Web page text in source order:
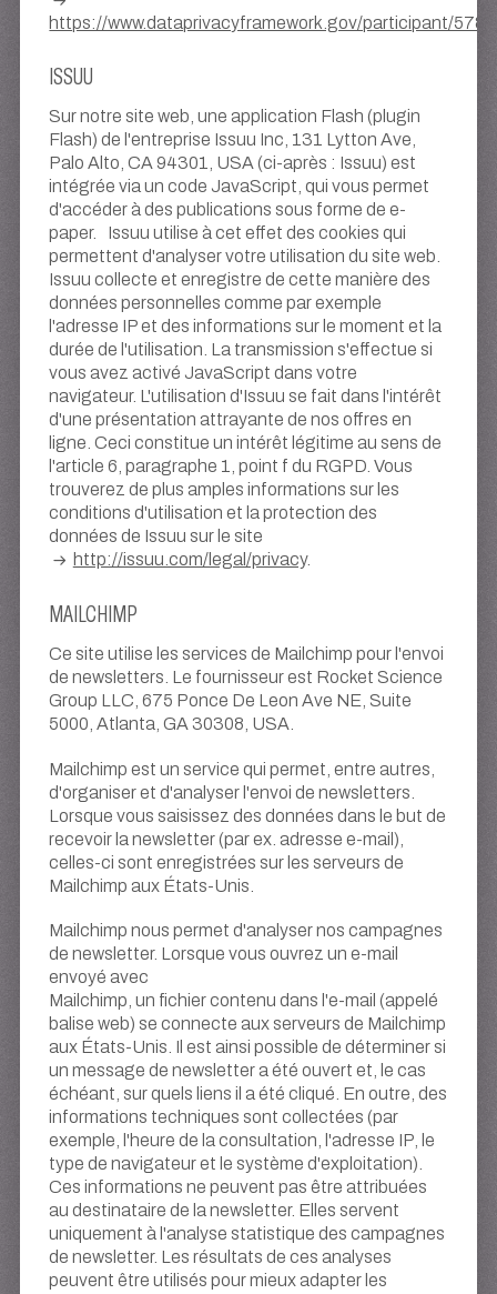
https://www.dataprivacyframework.gov/participant/5780
ISSUU
Sur notre site web, une application Flash (plugin
Flash) de l'entreprise Issuu Inc, 131 Lytton Ave,
Palo Alto, CA 94301, USA (ci-après : Issuu) est
intégrée via un code JavaScript, qui vous permet
d'accéder à des publications sous forme de e-
paper. Issuu utilise à cet effet des cookies qui
permettent d'analyser votre utilisation du site web.
Issuu collecte et enregistre de cette manière des
données personnelles comme par exemple
l'adresse IP et des informations sur le moment et la
durée de l'utilisation. La transmission s'effectue si
vous avez activé JavaScript dans votre
navigateur. L'utilisation d'Issuu se fait dans l'intérêt
d'une présentation attrayante de nos offres en
ligne. Ceci constitue un intérêt légitime au sens de
l'article 6, paragraphe 1, point f du RGPD. Vous
trouverez de plus amples informations sur les
conditions d'utilisation et la protection des
données de Issuu sur le site
http://issuu.com/legal/privacy.
MAILCHIMP
Ce site utilise les services de Mailchimp pour l'envoi
de newsletters. Le fournisseur est Rocket Science
Group LLC, 675 Ponce De Leon Ave NE, Suite
5000, Atlanta, GA 30308, USA.
Mailchimp est un service qui permet, entre autres,
d'organiser et d'analyser l'envoi de newsletters.
Lorsque vous saisissez des données dans le but de
recevoir la newsletter (par ex. adresse e-mail),
celles-ci sont enregistrées sur les serveurs de
Mailchimp aux États-Unis.
Mailchimp nous permet d'analyser nos campagnes
de newsletter. Lorsque vous ouvrez un e-mail
envoyé avec
Mailchimp, un fichier contenu dans l'e-mail (appelé
balise web) se connecte aux serveurs de Mailchimp
aux États-Unis. Il est ainsi possible de déterminer si
un message de newsletter a été ouvert et, le cas
échéant, sur quels liens il a été cliqué. En outre, des
informations techniques sont collectées (par
exemple, l'heure de la consultation, l'adresse IP, le
type de navigateur et le système d'exploitation).
Ces informations ne peuvent pas être attribuées
au destinataire de la newsletter. Elles servent
uniquement à l'analyse statistique des campagnes
de newsletter. Les résultats de ces analyses
peuvent être utilisés pour mieux adapter les